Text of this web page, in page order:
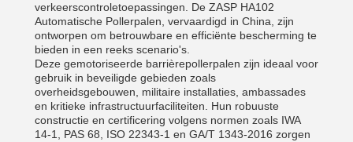
verkeerscontroletoepassingen. De ZASP HA102
Automatische Pollerpalen, vervaardigd in China, zijn
ontworpen om betrouwbare en efficiënte bescherming te
bieden in een reeks scenario's.
Deze gemotoriseerde barrièrepollerpalen zijn ideaal voor
gebruik in beveiligde gebieden zoals
overheidsgebouwen, militaire installaties, ambassades
en kritieke infrastructuurfaciliteiten. Hun robuuste
constructie en certificering volgens normen zoals IWA
14-1, PAS 68, ISO 22343-1 en GA/T 1343-2016 zorgen